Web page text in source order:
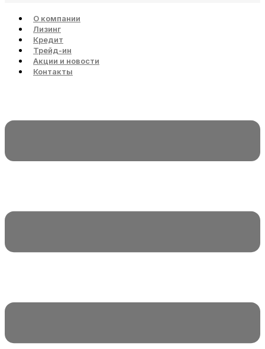
О компании
Лизинг
Кредит
Трейд-ин
Акции и новости
Контакты